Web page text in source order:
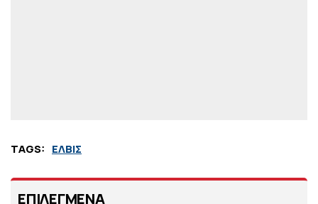
TAGS: ΕΛΒΙΣ
ΕΠΙΛΕΓΜΕΝΑ